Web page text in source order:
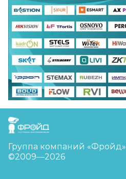
FreudGroup
Группа компаний «Фройд»
©2009—2026